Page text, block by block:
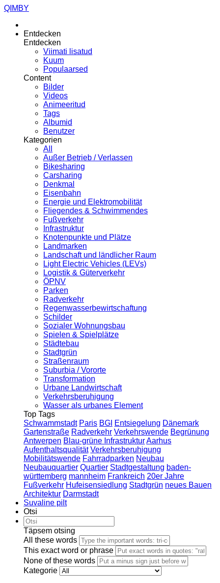
QIMBY
Entdecken
Entdecken
Viimati lisatud
Kuum
Populaarsed
Content
Bilder
Videos
Animeeritud
Tags
Albumid
Benutzer
Kategorien
All
Außer Betrieb / Verlassen
Bikesharing
Carsharing
Denkmal
Eisenbahn
Energie und Elektromobilität
Fliegendes & Schwimmendes
Fußverkehr
Infrastruktur
Knotenpunkte und Plätze
Landmarken
Landschaft und ländlicher Raum
Light Electric Vehicles (LEVs)
Logistik & Güterverkehr
ÖPNV
Parken
Radverkehr
Regenwasserbewirtschaftung
Schilder
Sozialer Wohnungsbau
Spielen & Spielplätze
Städtebau
Stadtgrün
Straßenraum
Suburbia / Vororte
Transformation
Urbane Landwirtschaft
Verkehrsberuhigung
Wasser als urbanes Element
Top Tags
Schwammstadt Paris BGI Entsiegelung Dänemark
Gartenstraße Radverkehr Verkehrswende Begrünung
Antwerpen Blau-grüne InfrastrukturAarhus
Aufenthaltsqualität Verkehrsberuhigung
Mobilitätswende Fahrradparken Neubau
Neubauquartier Quartier Stadtgestaltung baden-
württemberg mannheim Frankreich 20er Jahre
Fußverkehr Hufeisensiedlung Stadtgrün neues Bauen
Architektur Darmstadt
Suvaline pilt
Otsi
Täpsem otsing
All these words
This exact word or phrase
None of these words
Kategorie